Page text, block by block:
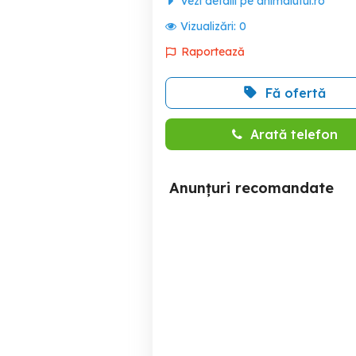
Vizualizări: 0
Raportează
Fă ofertă
Arată telefon
Anunțuri recomandate